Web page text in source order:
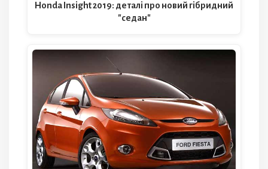
Honda Insight 2019: деталі про новий гібридний
"седан"